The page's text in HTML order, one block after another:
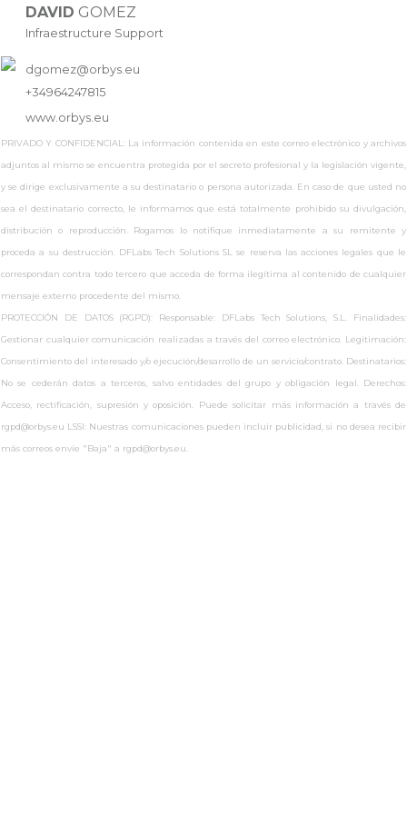
DAVID GOMEZ
Infraestructure Support
dgomez@orbys.eu
+34964247815
www.orbys.eu
PRIVADO Y CONFIDENCIAL: La información contenida en este correo electrónico y archivos
adjuntos al mismo se encuentra protegida por el secreto profesional y la legislación vigente,
y se dirige exclusivamente a su destinatario o persona autorizada. En caso de que usted no
sea el destinatario correcto, le informamos que está totalmente prohibido su divulgación,
distribución o reproducción. Rogamos lo notifique inmediatamente a su remitente y
proceda a su destrucción. DFLabs Tech Solutions SL se reserva las acciones legales que le
correspondan contra todo tercero que acceda de forma ilegítima al contenido de cualquier
mensaje externo procedente del mismo.
PROTECCIÓN DE DATOS (RGPD): Responsable: DFLabs Tech Solutions, S.L. Finalidades:
Gestionar cualquier comunicación realizadas a través del correo electrónico. Legitimación:
Consentimiento del interesado y/o ejecución/desarrollo de un servicio/contrato. Destinatarios:
No se cederán datos a terceros, salvo entidades del grupo y obligación legal. Derechos:
Acceso, rectificación, supresión y oposición. Puede solicitar más información a través de
rgpd@orbys.eu LSSI: Nuestras comunicaciones pueden incluir publicidad, si no desea recibir
más correos envíe "Baja" a rgpd@orbys.eu.